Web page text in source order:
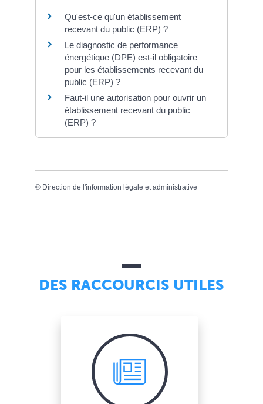
Qu'est-ce qu'un établissement
recevant du public (ERP) ?
Le diagnostic de performance
énergétique (DPE) est-il obligatoire
pour les établissements recevant du
public (ERP) ?
Faut-il une autorisation pour ouvrir un
établissement recevant du public
(ERP) ?
© Direction de l'information légale et administrative
DES RACCOURCIS UTILES